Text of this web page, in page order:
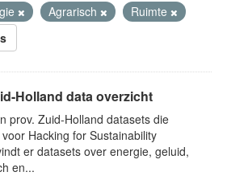
Agrarisch
Ruimte
Holland data overzicht
prov. Zuid-Holland datasets die
Hacking for Sustainability
er datasets over energie, geluid,
en...